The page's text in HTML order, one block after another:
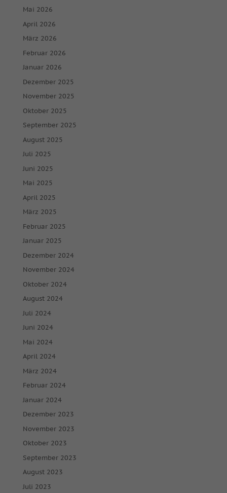
Mai 2026
April 2026
März 2026
Februar 2026
Januar 2026
Dezember 2025
November 2025
Oktober 2025
September 2025
August 2025
Juli 2025
Juni 2025
Mai 2025
April 2025
März 2025
Februar 2025
Januar 2025
Dezember 2024
November 2024
Oktober 2024
August 2024
Juli 2024
Juni 2024
Mai 2024
April 2024
März 2024
Februar 2024
Januar 2024
Dezember 2023
November 2023
Oktober 2023
September 2023
August 2023
Juli 2023